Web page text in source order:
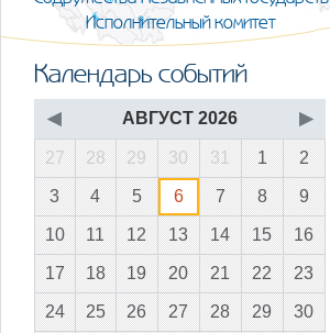
Исполнительный комитет
Календарь событий
◀ АВГУСТ 2026 ▶
27 28 29 30 31 1 2
3 4 5 6 7 8 9
10 11 12 13 14 15 16
17 18 19 20 21 22 23
24 25 26 27 28 29 30